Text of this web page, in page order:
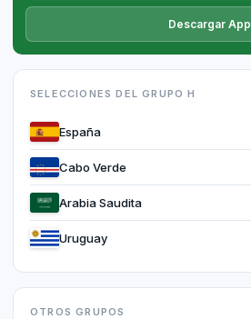
Descargar App
SELECCIONES DEL GRUPO H
España
Cabo Verde
Arabia Saudita
Uruguay
OTROS GRUPOS